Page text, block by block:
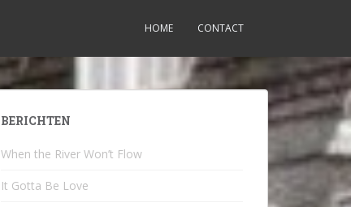
HOME CONTACT
BERICHTEN
When the River Won’t Flow
It Gotta Be Love